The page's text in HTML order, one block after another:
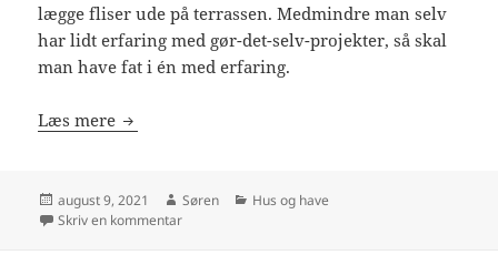
lægge fliser ude på terrassen. Medmindre man selv
har lidt erfaring med gør-det-selv-projekter, så skal
man have fat i én med erfaring.
Læs mere Det kan være fornuftigt at hyre en handyman
Udgivet
i
august 9, 2021 Forfatter
Søren Kategorier
Hus og have
Skriv en kommentartil Det kan være fornuftigt at hyre en handyman